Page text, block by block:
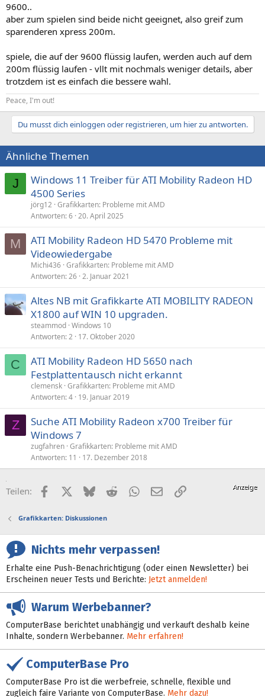
9600..
aber zum spielen sind beide nicht geeignet, also greif zum
sparenderen xpress 200m.
spiele, die auf der 9600 flüssig laufen, werden auch auf dem
200m flüssig laufen - vllt mit nochmals weniger details, aber
trotzdem ist es einfach die bessere wahl.
Peace, I'm out!
Du musst dich einloggen oder registrieren, um hier zu antworten.
Ähnliche Themen
J
Windows 11 Treiber für ATI Mobility Radeon HD
4500 Series
jörg12 Grafikkarten: Probleme mit AMD
Antworten 6 20. April 2025
M
ATI Mobility Radeon HD 5470 Probleme mit
Videowiedergabe
Michi436 Grafikkarten: Probleme mit AMD
Antworten 26 2. Januar 2021
Altes NB mit Grafikkarte ATI MOBILITY RADEON
X1800 auf WIN 10 upgraden.
steammod Windows 10
Antworten 2 17. Oktober 2020
C
ATI Mobility Radeon HD 5650 nach
Festplattentausch nicht erkannt
clemensk Grafikkarten: Probleme mit AMD
Antworten 4 19. Januar 2019
Z
Suche ATI Mobility Radeon x700 Treiber für
Windows 7
zugfahren Grafikkarten: Probleme mit AMD
Antworten 11 17. Dezember 2018
Teilen: FacebookX (Twitter)
BlueskyRedditWhatsApp
E-MailLink
Grafikkarten: Diskussionen
Nichts mehr verpassen!
Erhalte eine Push-Benachrichtigung (oder einen Newsletter) bei
Erscheinen neuer Tests und Berichte: Jetzt anmelden!
Warum Werbebanner?
ComputerBase berichtet unabhängig und verkauft deshalb keine
Inhalte, sondern Werbebanner. Mehr erfahren!
ComputerBase Pro
ComputerBase Pro ist die werbefreie, schnelle, flexible und
zugleich faire Variante von ComputerBase. Mehr dazu!